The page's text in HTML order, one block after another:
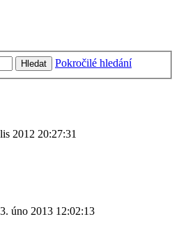
Hledat
Pokročilé hledání
2012 20:27:31
úno 2013 12:02:13